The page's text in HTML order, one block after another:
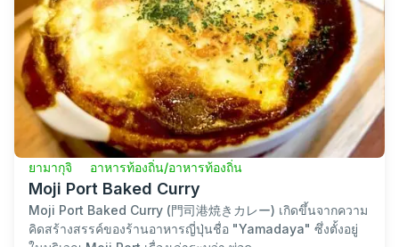
ยามากุจิ จานหม้อไฟ
Fugu Chiri
Fugu chiri (ふぐちり, Fugu chiri) คือหม้อไฟที่มีเนื้อปลา
ปักเป้าเป็นตัวเอกหลักของเมนู คำว่า "chiri" หมายถึงหม้อไฟที่มี
เนื้อปลาเป็นวัตถุดิบหลัก และเมื่อพูดถึงห...
ยามากุจิ